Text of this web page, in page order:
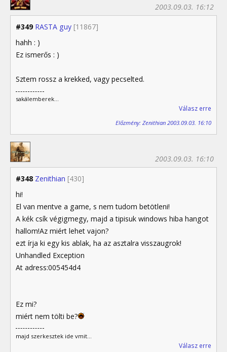
#349 RASTA guy [11867]
2003.09.03. 16:12
hahh : )
Ez ismerős : )
Sztem rossz a krekked, vagy pecselted.
sakálemberek...
Válasz erre
Előzmény: Zenithian 2003.09.03. 16:10
#348 Zenithian [430]
2003.09.03. 16:10
hi!
El van mentve a game, s nem tudom betötleni!
A kék csík végigmegy, majd a tipisuk windows hiba hangot
hallom!Az miért lehet vajon?
ezt írja ki egy kis ablak, ha az asztalra visszaugrok!
Unhandled Exception
At adress:005454d4
Ez mi?
miért nem tölti be?
majd szerkesztek ide vmit...
Válasz erre